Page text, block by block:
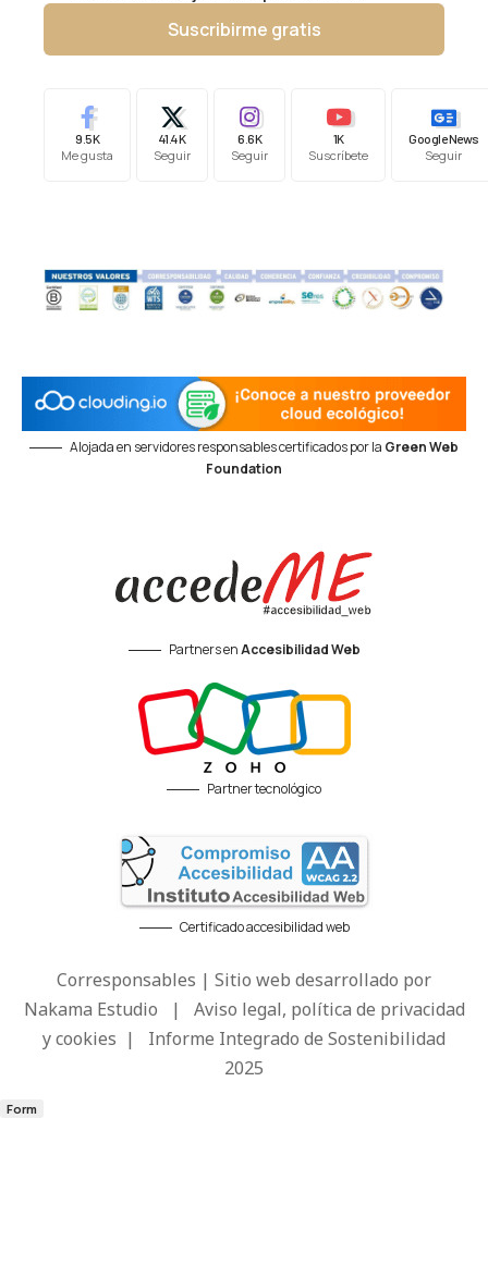
Suscribirme gratis
9.5K
Me gusta
41.4K
Seguir
6.6K
Seguir
1K
Suscríbete
Google News
Seguir
Alojada en servidores responsables certificados por la Green Web
Foundation
Partners enAccesibilidad Web
Partner tecnológico
Certificado accesibilidad web
Corresponsables | Sitio web desarrollado por
Nakama Estudio | Aviso legal, política de privacidad
y cookies | Informe Integrado de Sostenibilidad
2025
Form